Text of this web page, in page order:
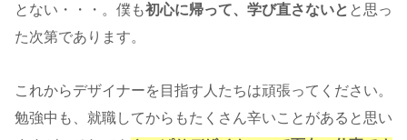
とない・・・。僕も初心に帰って、学び直さないと と思っ
た次第であります。
これからデザイナーを目指す人たちは頑張ってください。
勉強中も、就職してからもたくさん辛いことがあると思い